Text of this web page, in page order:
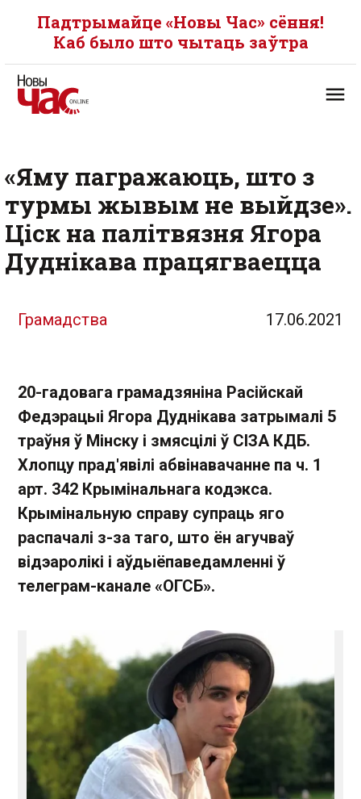
Падтрымайце «Новы Час» сёння!
Каб было што чытаць заўтра
«Яму пагражаюць, што з
турмы жывым не выйдзе».
Ціск на палітвязня Ягора
Дуднікава працягваецца
Грамадства 17.06.2021
20-гадовага грамадзяніна Расійскай
Федэрацыі Ягора Дуднікава затрымалі 5
траўня ў Мінску і змясцілі ў СІЗА КДБ.
Хлопцу прад'явілі абвінавачанне па ч. 1
арт. 342 Крымінальнага кодэкса.
Крымінальную справу супраць яго
распачалі з-за таго, што ён агучваў
відэаролікі і аўдыёпаведамленні ў
телеграм-канале «ОГСБ».